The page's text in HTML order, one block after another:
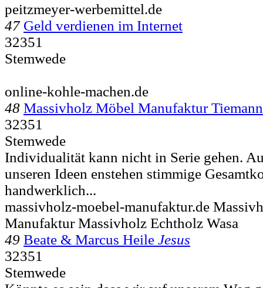
peitzmeyer-werbemittel.de
47 Geld verdienen im Internet
32351
Stemwede
online-kohle-machen.de
48 Massivholz Möbel Manufaktur
32351
Stemwede
Individualität kann nicht in Serie gehen.
unseren Ideen enstehen stimmige
handwerklich...
massivholz-moebel-manufaktur.de
Manufaktur Massivholz Echtholz Wasa
49 Beate & Marcus Heile Jesus
32351
Stemwede